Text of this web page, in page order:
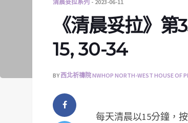
清晨妥拉系列 2023-06-11
《清晨妥拉》
15, 30-34
BY西北祈禱院 NWHOP NORTH-WEST HOUSE OF
每天清晨以15分鐘，